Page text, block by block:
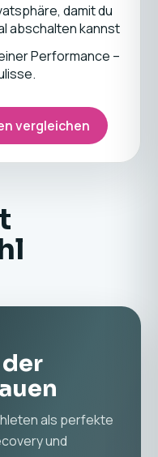
damit du
abschalten kannst
Performance –
vergleichen
als perfekte
und